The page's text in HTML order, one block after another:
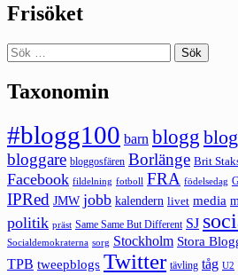
Frisöket
Sök
efter:
Taxonomin
#blogg100 barn blogg
bloggare bloggosfären Borlänge Brit
Facebook fildelning fotboll FRA födelsedag
IPRed JMW jobb kalendern livet media
politik präst Same Same But Different SJ
Socialdemokraterna sorg Stockholm Stora
TPB tweepblogs Twitter tävling tåg U2